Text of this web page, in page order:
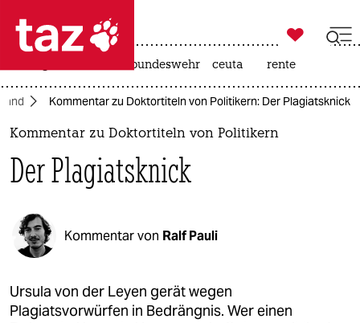
 taz zahl ich
taz zahl ich
politik
öko
gesellschaft
kultur

taz zahl ich
bundeswehr ceuta rente
Kommentar zu Doktortiteln von Politikern: Der Plagiatsknick
Kommentar zu Doktortiteln von Politikern
Der Plagiatsknick
Kommentar von Ralf Pauli
Ursula von der Leyen gerät wegen
Plagiatsvorwürfen in Bedrängnis. Wer einen